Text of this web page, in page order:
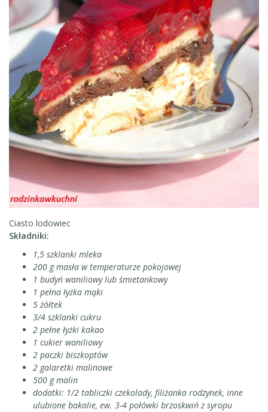
Ciasto lodowiec
Składniki:
1,5 szklanki mleka
200 g masła w temperaturze pokojowej
1 budyń waniliowy lub śmietankowy
1 pełna łyżka mąki
5 żółtek
3/4 szklanki cukru
2 pełne łyżki kakao
1 cukier waniliowy
2 paczki biszkoptów
2 galaretki malinowe
500 g malin
dodatki: 1/2 tabliczki czekolady, filiżanka rodzynek, inne
ulubione bakalie, ew. 3-4 połówki brzoskwiń z syropu